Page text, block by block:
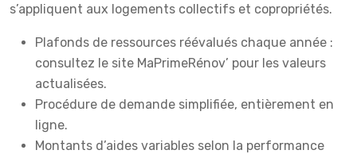
s’appliquent aux logements collectifs et copropriétés.
Plafonds de ressources réévalués chaque année :
consultez le site MaPrimeRénov’ pour les valeurs
actualisées.
Procédure de demande simplifiée, entièrement en
ligne.
Montants d’aides variables selon la performance